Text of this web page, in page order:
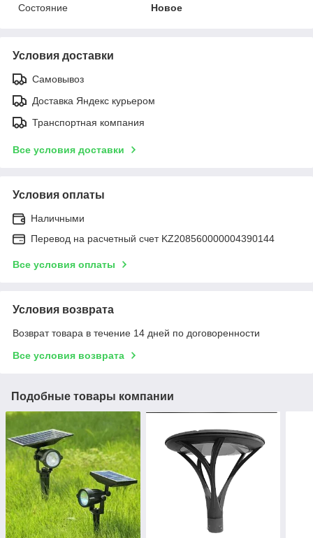
Состояние
Новое
Условия доставки
Самовывоз
Доставка Яндекс курьером
Транспортная компания
Все условия доставки
Условия оплаты
Наличными
Перевод на расчетный счет KZ208560000004390144
Все условия оплаты
Условия возврата
Возврат товара в течение 14 дней по договоренности
Все условия возврата
Подобные товары компании